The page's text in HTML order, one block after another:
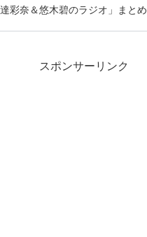
達彩奈＆悠木碧のラジオ」まとめ
スポンサーリンク